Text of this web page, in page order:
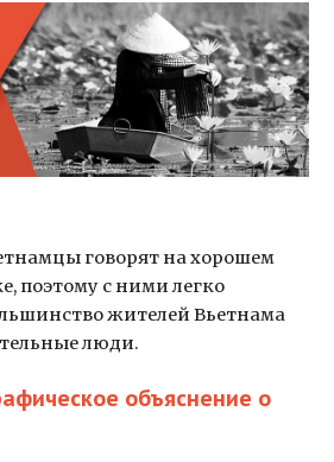
говорят на хорошем
поэтому с ними легко
жителей Вьетнама
люди.
объяснение о